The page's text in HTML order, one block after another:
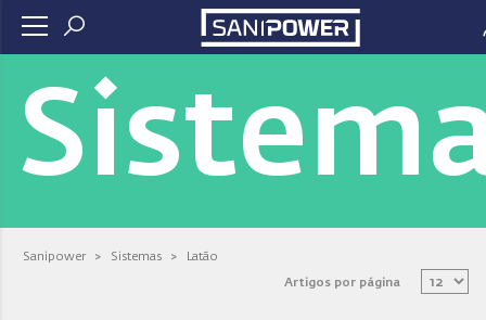
Sanipower > Sistemas > Latão
Artigos por página